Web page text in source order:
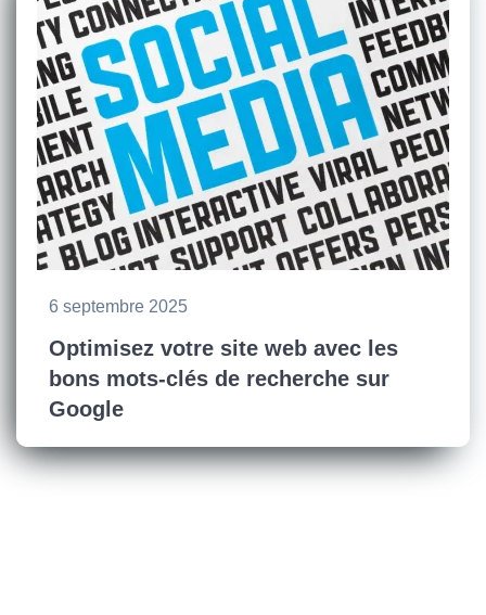
6 septembre 2025
Optimisez votre site web avec les
bons mots-clés de recherche sur
Google